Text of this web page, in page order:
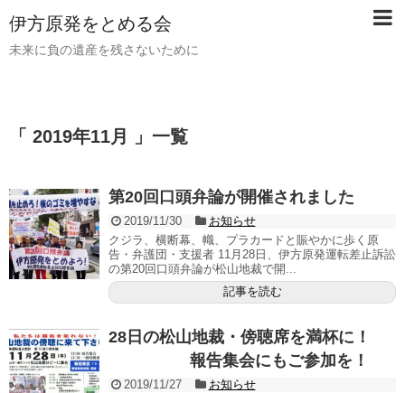
伊方原発をとめる会
未来に負の遺産を残さないために
「 2019年11月 」一覧
第20回口頭弁論が開催されました
2019/11/30
お知らせ
クジラ、横断幕、幟、プラカードと賑やかに歩く原
告・弁護団・支援者 11月28日、伊方原発運転差止訴訟
の第20回口頭弁論が松山地裁で開...
記事を読む
28日の松山地裁・傍聴席を満杯に！
報告集会にもご参加を！
2019/11/27
お知らせ